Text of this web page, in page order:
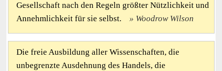
Gesellschaft nach den Regeln größter Nützlichkeit und
Annehmlichkeit für sie selbst.
Woodrow Wilson
Die freie Ausbildung aller Wissenschaften, die
unbegrenzte Ausdehnung des Handels, die